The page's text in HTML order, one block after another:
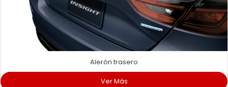
Alerón trasero
Ver Más